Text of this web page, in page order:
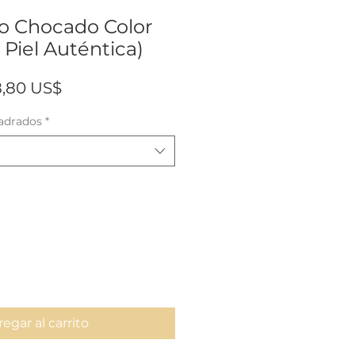
Chocado Color
Piel Auténtica)
US$Precio
*
al carrito